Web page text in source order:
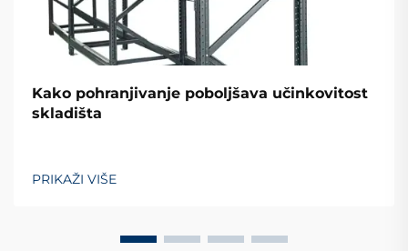
Kako pohranjivanje poboljšava učinkovitost
skladišta
PRIKAŽI VIŠE